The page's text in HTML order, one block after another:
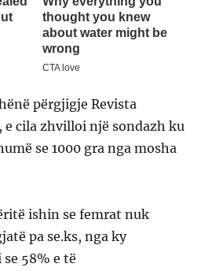
përgjigje Revista
e cila zhvilloi një sondazh ku
se 1000 gra nga mosha
ishin se femrat nuk
pa se.ks, nga ky
58% e të